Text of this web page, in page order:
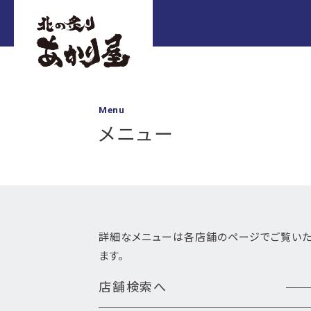
Menu
メニュー
詳細なメニューは各店舗のページでご覧い
ます。
店舗検索へ